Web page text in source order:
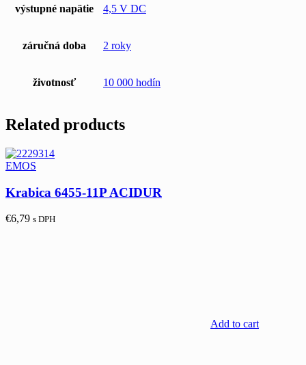
výstupné napätie 4,5 V DC
záručná doba 2 roky
životnosť 10 000 hodín
Related products
EMOS
Krabica 6455-11P ACIDUR
€6,79 s DPH
Add to cart